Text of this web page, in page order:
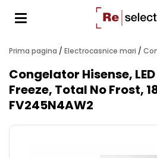
Prima pagina / Electrocasnice mari /
Congelator Hisense,
Freeze, Total No Frost,
FV245N4AW2